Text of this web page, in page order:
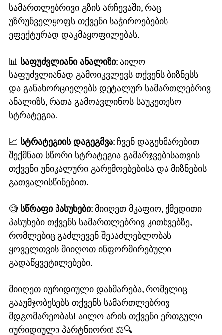
სამართლებრივი გზის არჩევაში, რაც
უზრუნველყოფს თქვენი საჭიროებების
ეფექტურად დაკმაყოფილებას.
📊 საფუძვლიანი ანალიზი: აილო
საფუძვლიანად გამოიკვლევს თქვენს ბიზნესს
და განახორციელებს დეტალურ სამართლებრივ
ანალიზს, რათა გამოავლინოს საუკეთესო
სტრატეგია.
📈 სტრატეგიის დაგეგმვა: ჩვენ დაგეხმარებით
შექმნათ სწორი სტრატეგია გამარჯვებისათვის
თქვენი უნიკალური გარემოებებისა და მიზნების
გათვალისწინებით.
🧐 სწრაფი პასუხები: მიიღეთ მკაფიო, ქმედითი
პასუხები თქვენს სამართლებრივ კითხვებზე,
რომლებიც გაძლევენ შესაძლებლობას
ყოველთვის მიიღოთ ინფორმირებული
გადაწყვეტილებები.
მიიღეთ იურიდიული დახმარება, რომელიც
გააუმჯობესებს თქვენს სამართლებრივ
მდგომარეობას! აილო არის თქვენი ერთგული
იურიდიული პარტნიორი! ⚖️🔍